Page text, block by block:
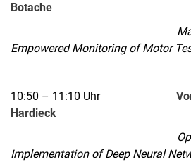
Botache
Empowered Monitoring of Motor
10:50 – 11:10 Uhr
Hardieck
Implementation of Deep Neural